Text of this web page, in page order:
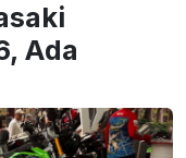
Ada